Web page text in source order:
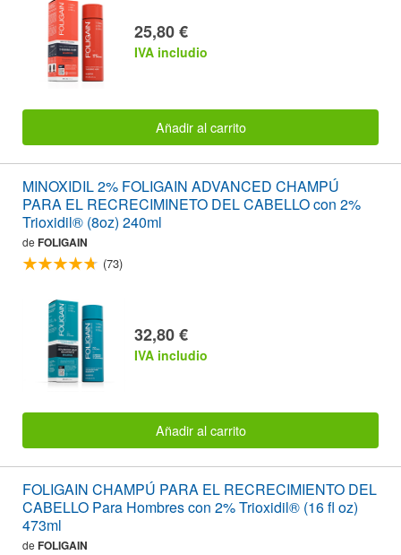
25,80 €
IVA includio
Añadir al carrito
MINOXIDIL 2% FOLIGAIN ADVANCED CHAMPÚ
PARA EL RECRECIMINETO DEL CABELLO con 2%
Trioxidil® (8oz) 240ml
de FOLIGAIN
(73)
32,80 €
IVA includio
Añadir al carrito
FOLIGAIN CHAMPÚ PARA EL RECRECIMIENTO DEL
CABELLO Para Hombres con 2% Trioxidil® (16 fl oz)
473ml
de FOLIGAIN